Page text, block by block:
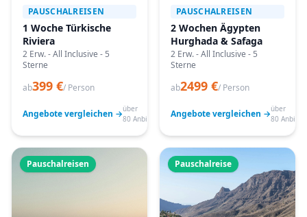
PAUSCHALREISEN
1 Woche Türkische
Riviera
2 Erw. - All Inclusive - 5
Sterne
ab399 €/ Person
Angebote vergleichen →über
80 Anbieter
PAUSCHALREISEN
2 Wochen Ägypten
Hurghada & Safaga
2 Erw. - All Inclusive - 5
Sterne
ab2499 €/ Person
Angebote vergleichen →über
80
Pauschalreisen Pauschalreise